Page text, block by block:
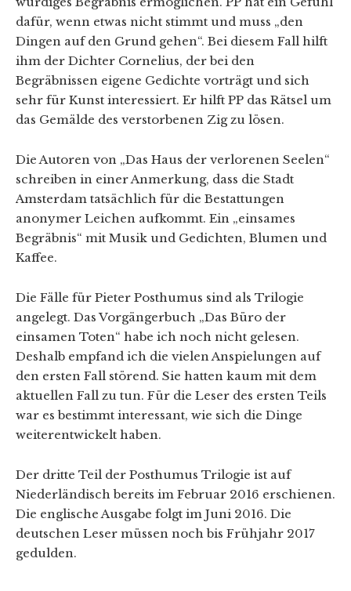
dafür, wenn etwas nicht stimmt und muss „den
Dingen auf den Grund gehen“. Bei diesem Fall hilft
ihm der Dichter Cornelius, der bei den
Begräbnissen eigene Gedichte vorträgt und sich
sehr für Kunst interessiert. Er hilft PP das Rätsel um
das Gemälde des verstorbenen Zig zu lösen.
Die Autoren von „Das Haus der verlorenen Seelen“
schreiben in einer Anmerkung, dass die Stadt
Amsterdam tatsächlich für die Bestattungen
anonymer Leichen aufkommt. Ein „einsames
Begräbnis“ mit Musik und Gedichten, Blumen und
Kaffee.
Die Fälle für Pieter Posthumus sind als Trilogie
angelegt. Das Vorgängerbuch „Das Büro der
einsamen Toten“ habe ich noch nicht gelesen.
Deshalb empfand ich die vielen Anspielungen auf
den ersten Fall störend. Sie hatten kaum mit dem
aktuellen Fall zu tun. Für die Leser des ersten Teils
war es bestimmt interessant, wie sich die Dinge
weiterentwickelt haben.
Der dritte Teil der Posthumus Trilogie ist auf
Niederländisch bereits im Februar 2016 erschienen.
Die englische Ausgabe folgt im Juni 2016. Die
deutschen Leser müssen noch bis Frühjahr 2017
gedulden.